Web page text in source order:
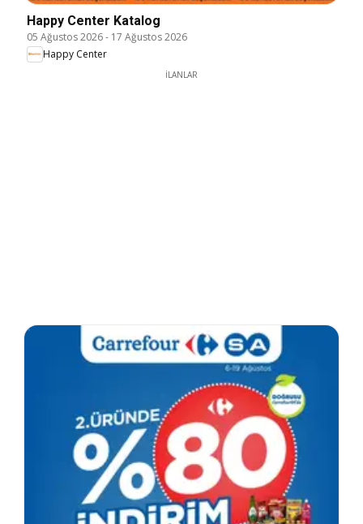
Happy Center Katalog
05 Ağustos 2026- 17 Ağustos 2026
Happy Center
İLANLAR